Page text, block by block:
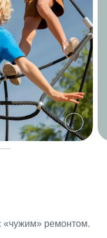
«чужим» ремонтом.